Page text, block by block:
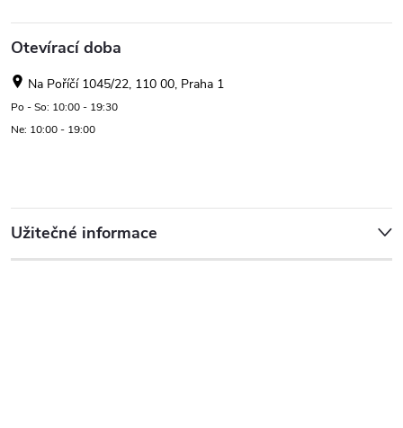
Otevírací doba
Na Poříčí 1045/22, 110 00, Praha 1
Po - So: 10:00 - 19:30
Ne: 10:00 - 19:00
Užitečné informace